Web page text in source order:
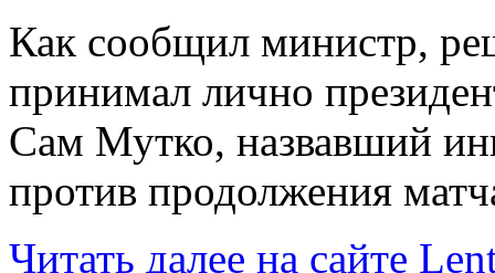
Как сообщил министр,
принимал лично
Сам Мутко, назвавший
против продолжения
Читать далее на сайте